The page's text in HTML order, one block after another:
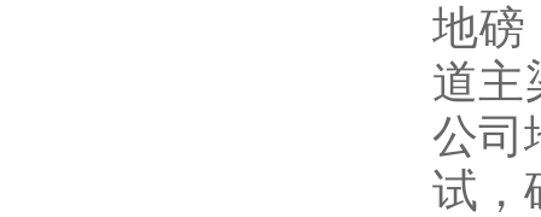
地磅
道主
公司
试，